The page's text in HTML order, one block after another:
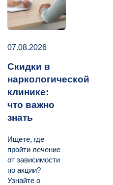
07.08.2026
Скидки в
наркологической
клинике:
что важно
знать
Ищете, где
пройти лечение
от зависимости
по акции?
Узнайте о